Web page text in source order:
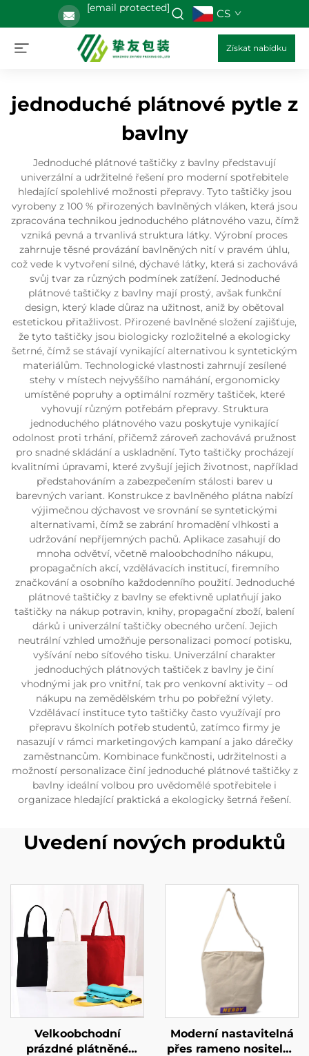
[email protected] CS
Získat nabídku
jednoduché plátnové pytle z
bavlny
Jednoduché plátnové taštičky z bavlny představují
univerzální a udržitelné řešení pro moderní spotřebitele
hledající spolehlivé možnosti přepravy. Tyto taštičky jsou
vyrobeny z 100 % přirozených bavlněných vláken, která jsou
zpracována technikou jednoduchého plátnového vazu, čímž
vzniká pevná a trvanlivá struktura látky. Výrobní proces
zahrnuje těsné provázání bavlněných nití v pravém úhlu,
což vede k vytvoření silné, dýchavé látky, která si zachovává
svůj tvar za různých podmínek zatížení. Jednoduché
plátnové taštičky z bavlny mají prostý, avšak funkční
design, který klade důraz na užitnost, aniž by obětoval
estetickou přitažlivost. Přirozené bavlněné složení zajišťuje,
že tyto taštičky jsou biologicky rozložitelné a ekologicky
šetrné, čímž se stávají vynikající alternativou k syntetickým
materiálům. Technologické vlastnosti zahrnují zesílené
stehy v místech nejvyššího namáhání, ergonomicky
umístěné popruhy a optimální rozměry taštiček, které
vyhovují různým potřebám přepravy. Struktura
jednoduchého plátnového vazu poskytuje vynikající
odolnost proti trhání, přičemž zároveň zachovává pružnost
pro snadné skládání a uskladnění. Tyto taštičky procházejí
kvalitními úpravami, které zvyšují jejich životnost, například
předstahováním a zabezpečením stálosti barev u
barevných variant. Konstrukce z bavlněného plátna nabízí
výjimečnou dýchavost ve srovnání se syntetickými
alternativami, čímž se zabrání hromadění vlhkosti a
udržování nepříjemných pachů. Aplikace zasahují do
mnoha odvětví, včetně maloobchodního nákupu,
propagačních akcí, vzdělávacích institucí, firemního
značkování a osobního každodenního použití. Jednoduché
plátnové taštičky z bavlny se efektivně uplatňují jako
taštičky na nákup potravin, knihy, propagační zboží, balení
dárků i univerzální taštičky obecného určení. Jejich
neutrální vzhled umožňuje personalizaci pomocí potisku,
vyšívání nebo síťového tisku. Univerzální charakter
jednoduchých plátnových taštiček z bavlny je činí
vhodnými jak pro vnitřní, tak pro venkovní aktivity – od
nákupu na zemědělském trhu po pobřežní výlety.
Vzdělávací instituce tyto taštičky často využívají pro
přepravu školních potřeb studentů, zatímco firmy je
nasazují v rámci marketingových kampaní a jako dárečky
zaměstnancům. Kombinace funkčnosti, udržitelnosti a
možností personalizace činí jednoduché plátnové taštičky z
bavlny ideální volbou pro uvědomělé spotřebitele i
organizace hledající praktická a ekologicky šetrná řešení.
Uvedení nových produktů
Velkoobchodní
prázdné plátněné
Moderní nastavitelná
přes rameno nositelná